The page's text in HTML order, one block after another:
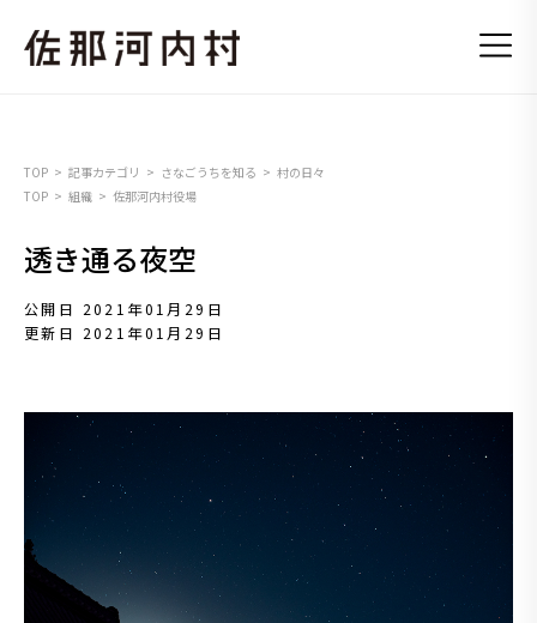
TOP 記事カテゴリ さなごうちを知る
村の日々
TOP
組織 佐那河内村役場
透き通る夜空
公開日 2021年01月29日
更新日 2021年01月29日